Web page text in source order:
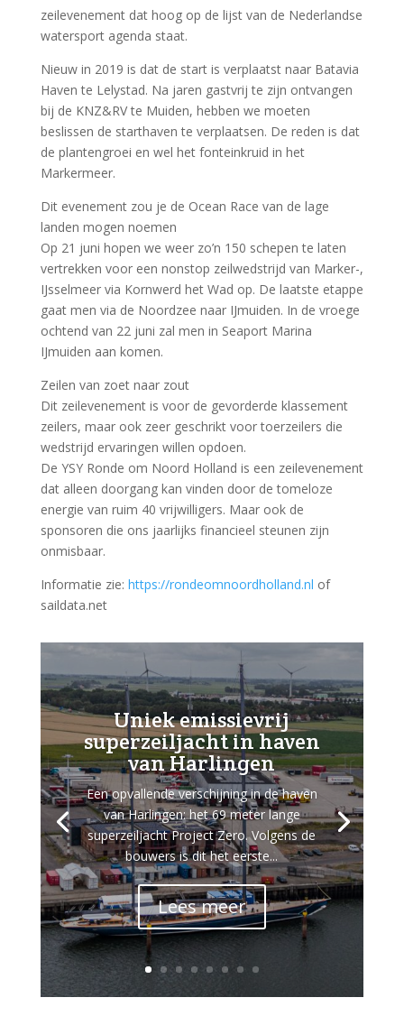
zeilevenement dat hoog op de lijst van de Nederlandse
watersport agenda staat.
Nieuw in 2019 is dat de start is verplaatst naar Batavia
Haven te Lelystad. Na jaren gastvrij te zijn ontvangen
bij de KNZ&RV te Muiden, hebben we moeten
beslissen de starthaven te verplaatsen. De reden is dat
de plantengroei en wel het fonteinkruid in het
Markermeer.
Dit evenement zou je de Ocean Race van de lage
landen mogen noemen
Op 21 juni hopen we weer zo’n 150 schepen te laten
vertrekken voor een nonstop zeilwedstrijd van Marker-,
IJsselmeer via Kornwerd het Wad op. De laatste etappe
gaat men via de Noordzee naar IJmuiden. In de vroege
ochtend van 22 juni zal men in Seaport Marina
IJmuiden aan komen.
Zeilen van zoet naar zout
Dit zeilevenement is voor de gevorderde klassement
zeilers, maar ook zeer geschrikt voor toerzeilers die
wedstrijd ervaringen willen opdoen.
De YSY Ronde om Noord Holland is een zeilevenement
dat alleen doorgang kan vinden door de tomeloze
energie van ruim 40 vrijwilligers. Maar ook de
sponsoren die ons jaarlijks financieel steunen zijn
onmisbaar.
Informatie zie: https://rondeomnoordholland.nl of
saildata.net
Uniek emissievrij
superzeiljacht in haven
van Harlingen
Een opvallende verschijning in de haven
van Harlingen: het 69 meter lange
superzeiljacht Project Zero. Volgens de
bouwers is dit het eerste...
Lees meer